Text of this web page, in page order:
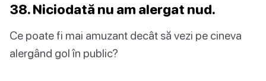
38. Niciodată nu am alergat nud.
Ce poate fi mai amuzant decât să vezi pe cineva
alergând gol în public?